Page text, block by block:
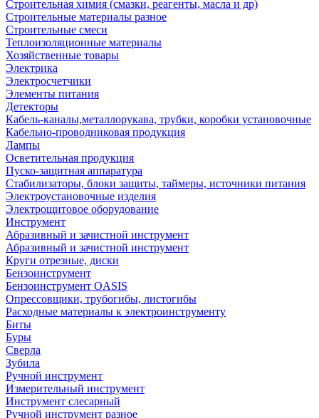
Строительная химия (смазки, реагенты, масла и др)
Строительные материалы разное
Строительные смеси
Теплоизоляционные материалы
Хозяйственные товары
Электрика
Электросчетчики
Элементы питания
Детекторы
Кабель-каналы,металлорукава, трубки, коробки установочные
Кабельно-проводниковая продукция
Лампы
Осветительная продукция
Пуско-защитная аппаратура
Стабилизаторы, блоки защиты, таймеры, источники питания
Электроустановочные изделия
Электрощитовое оборудование
Инструмент
Абразивный и зачистной инструмент
Абразивный и зачистной инструмент
Круги отрезные, диски
Бензоинструмент
Бензоинструмент OASIS
Опрессовщики, трубогибы, листогибы
Расходные материалы к электроинструменту
Биты
Буры
Сверла
Зубила
Ручной инструмент
Измерительный инструмент
Инструмент слесарный
Ручной инструмент разное